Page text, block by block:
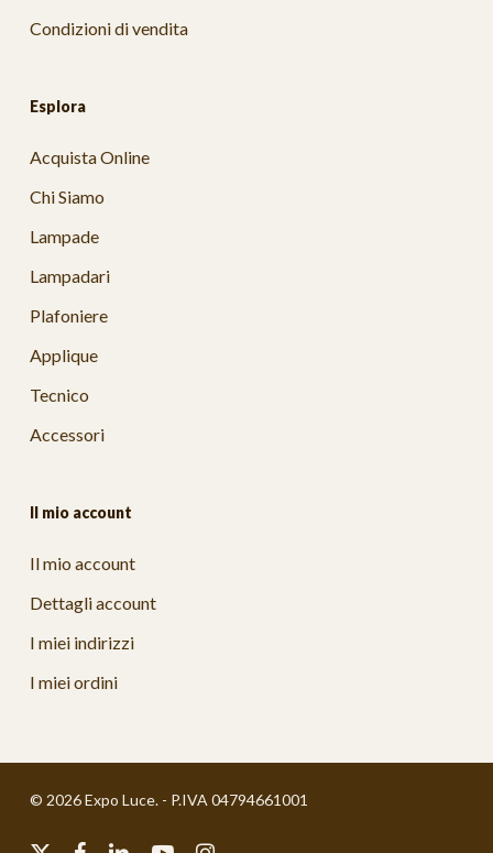
Condizioni di vendita
Esplora
Acquista Online
Chi Siamo
Lampade
Lampadari
Plafoniere
Applique
Tecnico
Accessori
Il mio account
Il mio account
Dettagli account
I miei indirizzi
I miei ordini
© 2026 Expo Luce. - P.IVA 04794661001